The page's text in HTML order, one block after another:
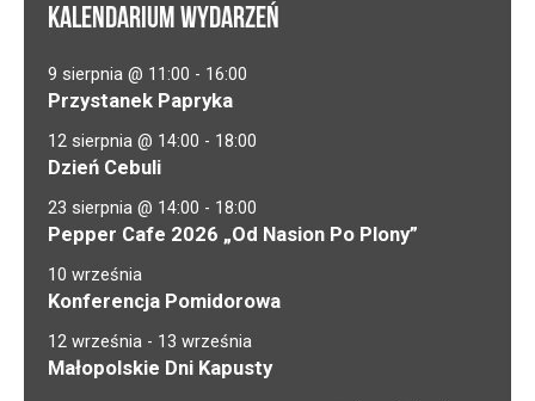
KALENDARIUM WYDARZEŃ
9 sierpnia @ 11:00 - 16:00
Przystanek Papryka
12 sierpnia @ 14:00 - 18:00
Dzień Cebuli
23 sierpnia @ 14:00 - 18:00
Pepper Cafe 2026 „Od Nasion Po Plony”
10 września
Konferencja Pomidorowa
12 września - 13 września
Małopolskie Dni Kapusty